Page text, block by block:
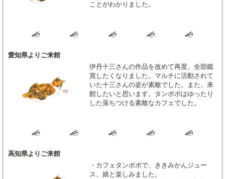
ことがわかりました。
愛知県よりご来館
伊丹十三さんの作品を改めて再度、全部鑑
賞したくなりました。マルチに活動されて
いた十三さんの姿が素敵でした。また、来
館したいと思います。タンポポはゆったり
した落ちつける素敵なカフェでした。
高知県よりご来館
・カフェタンポポで、ききみかんジュー
ス、娘と楽しみました。